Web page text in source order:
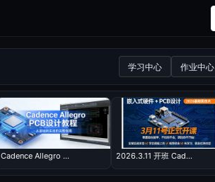
学习中心 作业中心
Cadence Allegro ... 2026.3.11 开班 Cad...